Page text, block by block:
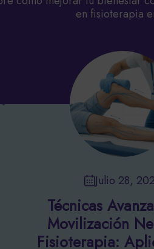
en fisioterapia
Julio 28,
Técnicas
Movilización
Fisioterapia: